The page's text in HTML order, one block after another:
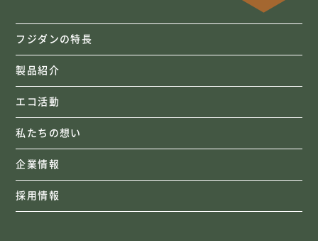
フジダンの特長
製品紹介
エコ活動
私たちの想い
企業情報
採用情報